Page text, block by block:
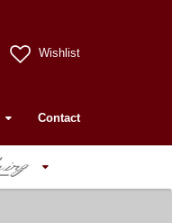
Wishlist
Contact